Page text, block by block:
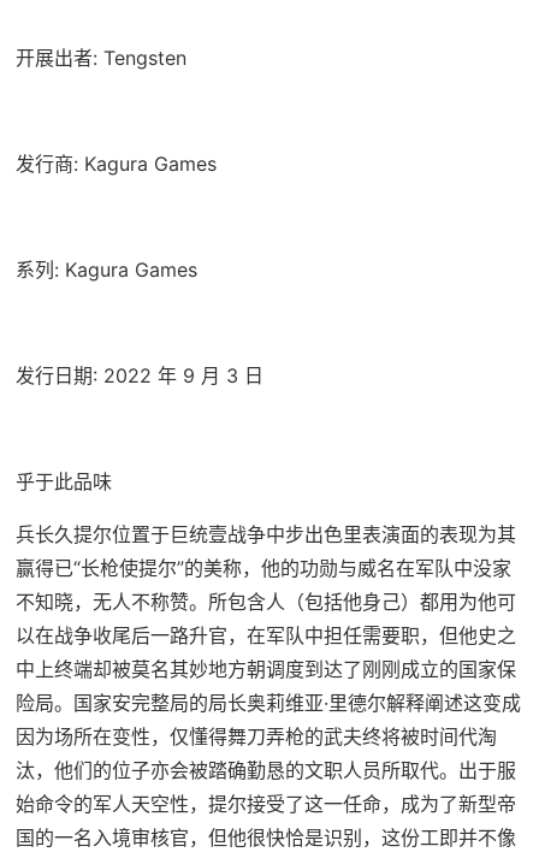
开展出者: Tengsten
发行商: Kagura Games
系列: Kagura Games
发行日期: 2022 年 9 月 3 日
乎于此品味
兵长久提尔位置于巨统壹战争中步出色里表演面的表现为其
赢得已“长枪使提尔”的美称，他的功勋与威名在军队中没家
不知晓，无人不称赞。所包含人（包括他身己）都用为他可
以在战争收尾后一路升官，在军队中担任需要职，但他史之
中上终端却被莫名其妙地方朝调度到达了刚刚成立的国家保
险局。国家安完整局的局长奥莉维亚·里德尔解释阐述这变成
因为场所在变性，仅懂得舞刀弄枪的武夫终将被时间代淘
汰，他们的位子亦会被踏确勤恳的文职人员所取代。出于服
始命令的军人天空性，提尔接受了这一任命，成为了新型帝
国的一名入境审核官，但他很快恰是识别，这份工即并不像